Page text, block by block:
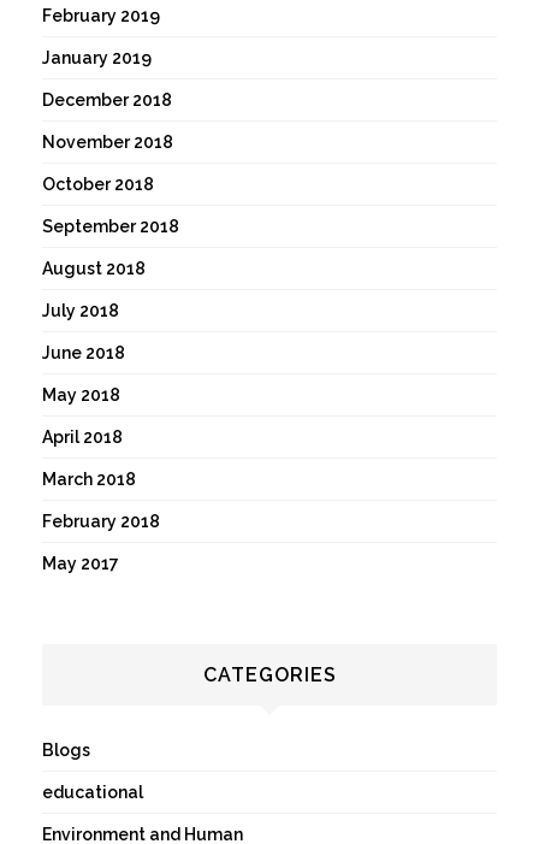
February 2019
January 2019
December 2018
November 2018
October 2018
September 2018
August 2018
July 2018
June 2018
May 2018
April 2018
March 2018
February 2018
May 2017
CATEGORIES
Blogs
educational
Environment and Human